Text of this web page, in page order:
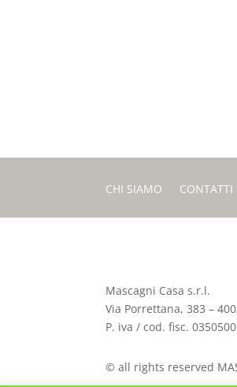
CHI SIAMO CONTATTI
Mascagni Casa s.r.l.
Via Porrettana, 383 –
P. iva / cod. fisc.
© all rights reserved